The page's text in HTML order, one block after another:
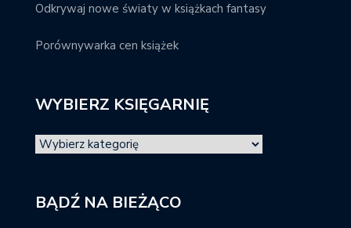
Odkrywaj nowe światy w książkach fantasy
Porównywarka cen książek
WYBIERZ KSIĘGARNIĘ
BĄDŹ NA BIEŻĄCO